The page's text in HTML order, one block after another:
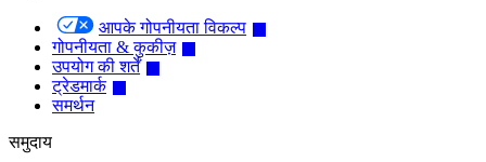
आपके गोपनीयता विकल्प
गोपनीयता & कुकीज़
उपयोग की शर्तें
ट्रेडमार्क
समर्थन
समुदाय